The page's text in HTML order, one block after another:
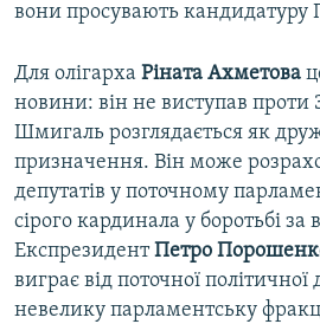
вони просувають кандидатуру
Для олігарха Ріната Ахметова
новини: він не виступав проти
Шмигаль розглядається як
призначення. Він може
депутатів у поточному
сірого кардинала у боротьбі за
ЕкспрезидентПетро
виграє від поточної
невелику парламентську